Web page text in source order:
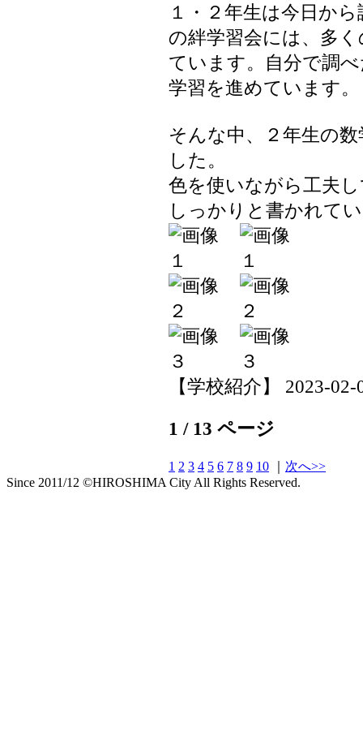
１・２年生は今日か
の絆学習会には、多
ています。自分で調
学習を進めています。
そんな中、２年生の
した。
色を使いながら工夫
しっかりと書かれて
【学校紹介】 2023-
1 / 13 ページ
1 2 3 4 5 6 7 8 9 10
次へ>>
Since 2011/12 ©HIROSHIMA City All Rights Reserved.